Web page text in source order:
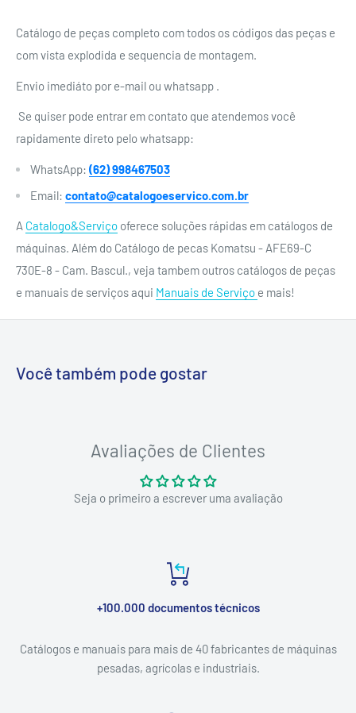
Catálogo de peças completo com todos os códigos das peças e
com vista explodida e sequencia de montagem.
Envio imediáto por e-mail ou whatsapp .
Se quiser pode entrar em contato que atendemos você
rapidamente direto pelo whatsapp:
WhatsApp: (62) 998467503
Email: contato@catalogoeservico.com.br
A Catalogo&Serviço oferece soluções rápidas em catálogos de
máquinas. Além do Catálogo de pecas Komatsu - AFE69-C
730E-8 - Cam. Bascul., veja tambem outros catálogos de peças
e manuais de serviços aqui Manuais de Serviço e mais!
Você também pode gostar
Avaliações de Clientes
Seja o primeiro a escrever uma avaliação
+100.000 documentos técnicos
Catálogos e manuais para mais de 40 fabricantes de máquinas
pesadas, agrícolas e industriais.